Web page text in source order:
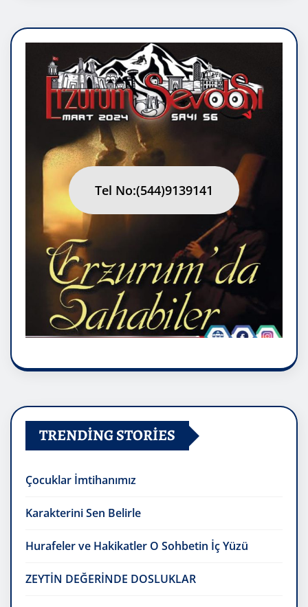
Tel No:(544)9139141
TRENDING STORIES
Çocuklar İmtihanımız
Karakterini Sen Belirle
Hurafeler ve Hakikatler O Sohbetin İç Yüzü
ZEYTİN DEĞERİNDE DOSLUKLAR